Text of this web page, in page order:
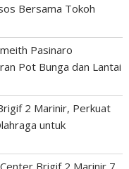
Bersama Tokoh
Pasinaro
Pot Bunga dan Lantai
2 Marinir, Perkuat
untuk
Brigif 2 Marinir 7